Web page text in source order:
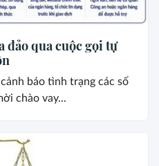
đảo qua cuộc gọi tự
báo tình trạng các số
chào vay...